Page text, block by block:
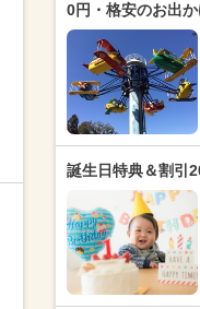
0円・格安のお出
誕生日特典＆割引